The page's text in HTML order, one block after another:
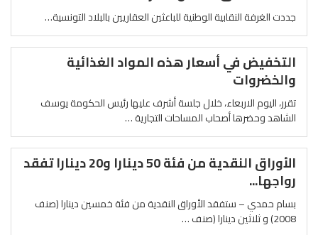
جددت الغرفة النقابية الوطنية للباعثين العقاريين بالبلاد التونسية…
التخفيض في أسعار هذه المواد الغذائية
والخضروات
تقرر، اليوم الاربعاء، خلال جلسة أشرف عليها رئيس الحكومة يوسف
الشاهد وحضرها أصحاب المساحات التجارية …
الأوراق النقدية من فئة 50 دينارا و20 دينارا تفقد
رواجها...
بسام حمدي – ستفقد الأوراق النقدية من فئة خمسين دينارا (صنف
2008) و ثلاثين دينارا (صنف …